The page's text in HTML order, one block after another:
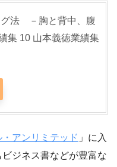
グ法 －胸と背中、腹
集 10 山本義徳業績集
・アンリミテッド 」に入
ジネス書などが豊富な